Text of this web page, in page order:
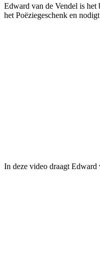
Edward van de Vendel is het
het Poëziegeschenk en
In deze video draagt